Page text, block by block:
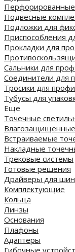
Перфорированные
Подвесные
Подложки для
Приспособления
Прокладки для
Сальники для
Соединители для
Тросики для
Тубусы для
Еще
Точечные
Встраиваемые
Накладные
Трековые системы
Готовые решения
Драйверы для
Комплектующие
Кольца
Линзы
Основания
Плафоны
Адаптеры
Гибочные